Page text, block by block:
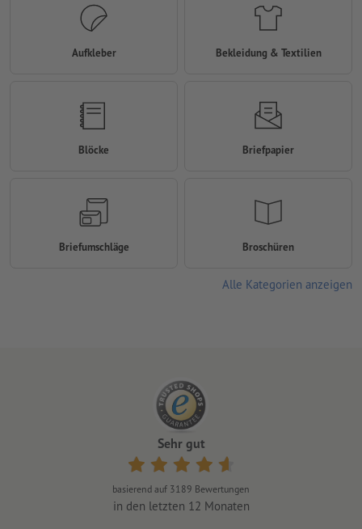
Aufkleber Bekleidung & Textilien
Blöcke Briefpapier
Briefumschläge Broschüren
Alle Kategorien anzeigen
Sehr gut
basierend auf 3189 Bewertungen
in den letzten 12 Monaten